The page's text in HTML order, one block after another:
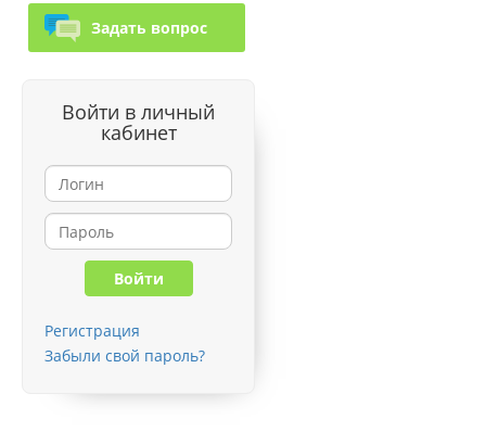
Задать вопрос
Войти в личный
кабинет
Регистрация
Забыли свой пароль?